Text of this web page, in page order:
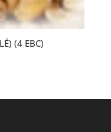
(4 EBC)